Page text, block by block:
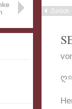
Zurück